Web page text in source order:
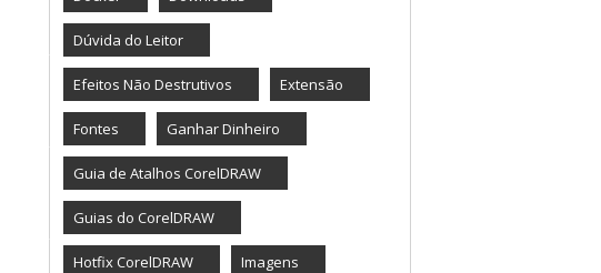
Dúvida do Leitor
Efeitos Não Destrutivos Extensão
Fontes Ganhar Dinheiro
Guia de Atalhos CorelDRAW
Guias do CorelDRAW
Hotfix CorelDRAW Imagens